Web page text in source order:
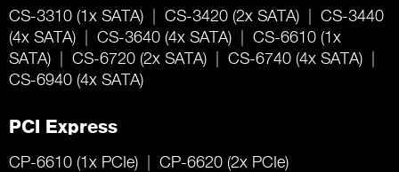
CS-3310 (1x SATA) CS-3420 (2x SATA)
CS-3440
(4x SATA)
CS-3640 (4x SATA)
CS-6610 (1x
SATA)
CS-6720 (2x SATA)
CS-6740 (4x SATA)
CS-6940 (4x SATA)
PCI Express
CP-6610 (1x PCIe) CP-6620 (2x PCIe)